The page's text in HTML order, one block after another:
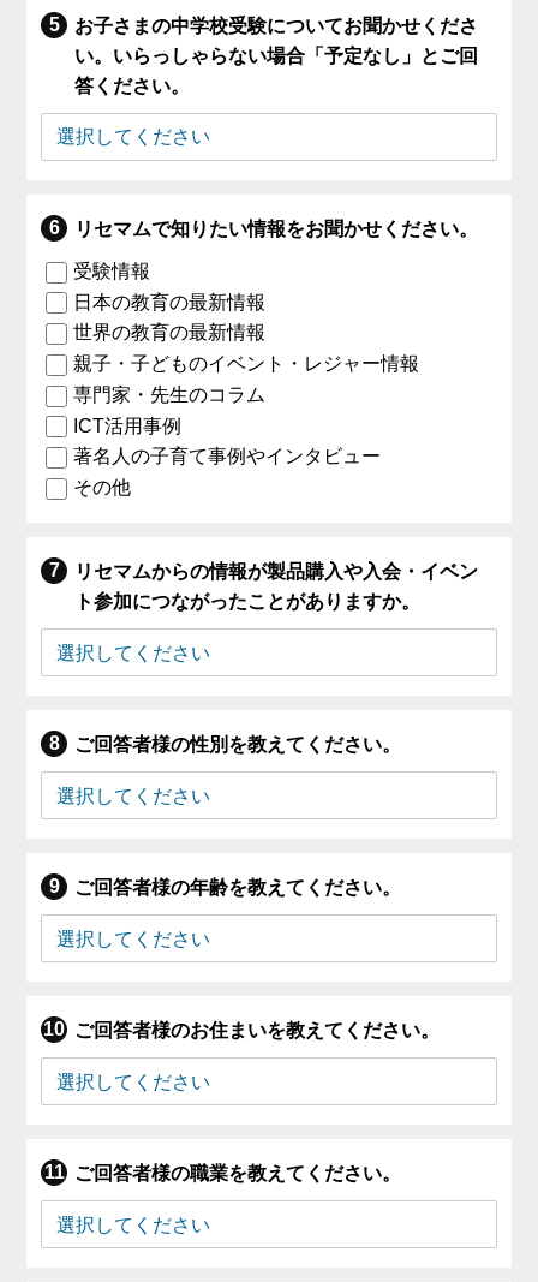
お子さまの中学校受験についてお聞かせくださ
い。いらっしゃらない場合「予定なし」とご回
答ください。
リセマムで知りたい情報をお聞かせください。
受験情報
日本の教育の最新情報
世界の教育の最新情報
親子・子どものイベント・レジャー情報
専門家・先生のコラム
ICT活用事例
著名人の子育て事例やインタビュー
その他
リセマムからの情報が製品購入や入会・イベン
ト参加につながったことがありますか。
ご回答者様の性別を教えてください。
ご回答者様の年齢を教えてください。
ご回答者様のお住まいを教えてください。
ご回答者様の職業を教えてください。